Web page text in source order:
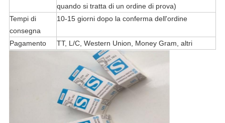
quando si tratta di un ordine di prova)
Tempi di
consegna
10-15 giorni dopo la conferma dell'ordine
Pagamento TT, L/C, Western Union, Money Gram, altri